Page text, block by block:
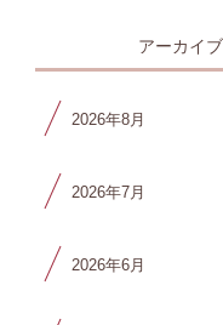
アーカイブ
2026年8月
2026年7月
2026年6月